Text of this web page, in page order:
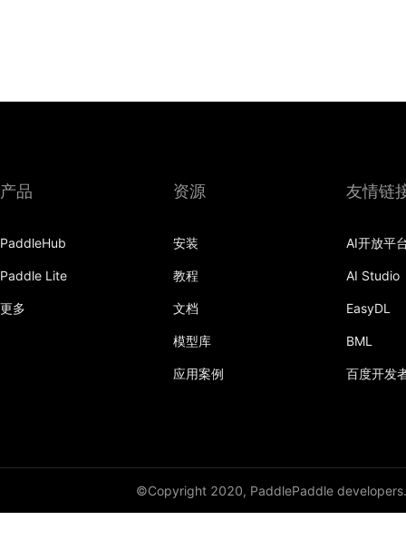
产品
PaddleHub
Paddle Lite
更多
资源
安装
教程
文档
模型库
应用案例
友情链
AI开放平
AI Studio
EasyDL
BML
百度开发
©Copyright 2020, PaddlePaddle developers.